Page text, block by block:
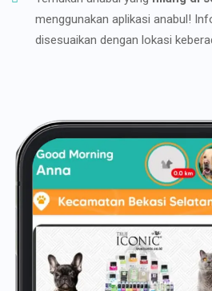
menggunakan aplikasi anabul!
disesuaikan dengan lokasi